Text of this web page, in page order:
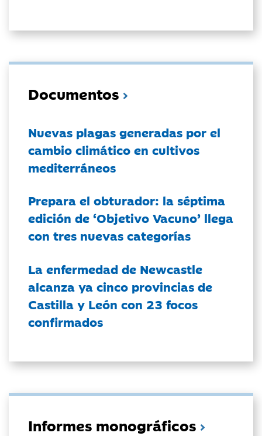
Documentos
Nuevas plagas generadas por el
cambio climático en cultivos
mediterráneos
Prepara el obturador: la séptima
edición de ‘Objetivo Vacuno’ llega
con tres nuevas categorías
La enfermedad de Newcastle
alcanza ya cinco provincias de
Castilla y León con 23 focos
confirmados
Informes monográficos